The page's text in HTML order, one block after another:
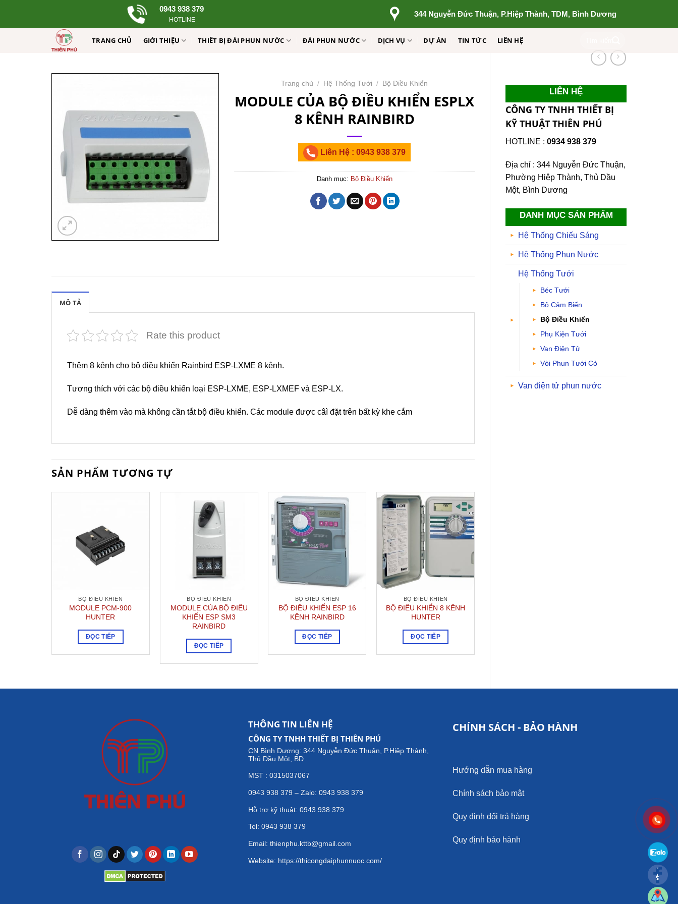
0943 938 379
HOTLINE
344 Nguyễn Đức Thuận, P.Hiệp Thành, TDM, Bình Dương
TRANG CHỦ GIỚI THIỆU THIẾT BỊ ĐÀI PHUN NƯỚC ĐÀI PHUN NƯỚC DỊCH VỤ DỰ ÁN TIN TỨC LIÊN HỆ
LIÊN HỆ
CÔNG TY TNHH THIẾT BỊ
KỸ THUẬT THIÊN PHÚ
HOTLINE : 0934 938 379
Địa chỉ : 344 Nguyễn Đức Thuận,
Phường Hiệp Thành, Thủ Dầu
Một, Bình Dương
DANH MỤC SẢN PHẨM
Hệ Thống Chiếu Sáng
Hệ Thống Phun Nước
Hệ Thống Tưới
Béc Tưới
Bộ Cảm Biến
Bộ Điều Khiển
Phụ Kiện Tưới
Van Điện Tử
Vòi Phun Tưới Cỏ
Van điện tử phun nước
Trang chủ / Hệ Thống Tưới / Bộ Điều Khiển
MODULE CỦA BỘ ĐIỀU KHIỂN ESPLX
8 KÊNH RAINBIRD
Liên Hệ : 0943 938 379
Danh mục: Bộ Điều Khiển
MÔ TẢ
Rate this product
Thêm 8 kênh cho bộ điều khiển Rainbird ESP-LXME 8 kênh.
Tương thích với các bộ điều khiển loại ESP-LXME, ESP-LXMEF và ESP-LX.
Dễ dàng thêm vào mà không cần tắt bộ điều khiển. Các module được câì đặt trên bất kỳ khe cắm
SẢN PHẨM TƯƠNG TỰ
BỘ ĐIỀU KHIỂN
MODULE PCM-900
HUNTER
ĐỌC TIẾP
BỘ ĐIỀU KHIỂN
MODULE CỦA BỘ ĐIỀU
KHIỂN ESP SM3
RAINBIRD
ĐỌC TIẾP
BỘ ĐIỀU KHIỂN
BỘ ĐIỀU KHIỂN ESP 16
KÊNH RAINBIRD
ĐỌC TIẾP
BỘ ĐIỀU KHIỂN
BỘ ĐIỀU KHIỂN 8 KÊNH
HUNTER
ĐỌC TIẾP
THÔNG TIN LIÊN HỆ
CÔNG TY TNHH THIẾT BỊ THIÊN PHÚ
CN Bình Dương: 344 Nguyễn Đức Thuận, P.Hiệp Thành,
Thủ Dầu Một, BD
MST : 0315037067
0943 938 379 – Zalo: 0943 938 379
Hỗ trợ kỹ thuật: 0943 938 379
Tel: 0943 938 379
Email: thienphu.kttb@gmail.com
Website: https://thicongdaiphunnuoc.com/
CHÍNH SÁCH - BẢO HÀNH
Hướng dẫn mua hàng
Chính sách bảo mật
Quy định đổi trả hàng
Quy định bảo hành